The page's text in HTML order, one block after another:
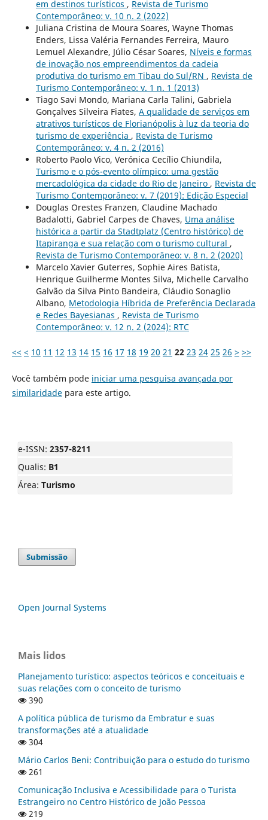
em destinos turísticos , Revista de Turismo
Contemporâneo: v. 10 n. 2 (2022)
Juliana Cristina de Moura Soares, Wayne Thomas
Enders, Lissa Valéria Fernandes Ferreira, Mauro
Lemuel Alexandre, Júlio César Soares, Níveis e formas
de inovação nos empreendimentos da cadeia
produtiva do turismo em Tibau do Sul/RN , Revista de
Turismo Contemporâneo: v. 1 n. 1 (2013)
Tiago Savi Mondo, Mariana Carla Talini, Gabriela
Gonçalves Silveira Fiates, A qualidade de serviços em
atrativos turísticos de Florianópolis à luz da teoria do
turismo de experiência , Revista de Turismo
Contemporâneo: v. 4 n. 2 (2016)
Roberto Paolo Vico, Verónica Cecílio Chiundila,
Turismo e o pós-evento olímpico: uma gestão
mercadológica da cidade do Rio de Janeiro , Revista de
Turismo Contemporâneo: v. 7 (2019): Edição Especial
Douglas Orestes Franzen, Claudine Machado
Badalotti, Gabriel Carpes de Chaves, Uma análise
histórica a partir da Stadtplatz (Centro histórico) de
Itapiranga e sua relação com o turismo cultural ,
Revista de Turismo Contemporâneo: v. 8 n. 2 (2020)
Marcelo Xavier Guterres, Sophie Aires Batista,
Henrique Guilherme Montes Silva, Michelle Carvalho
Galvão da Silva Pinto Bandeira, Cláudio Sonaglio
Albano, Metodologia Híbrida de Preferência Declarada
e Redes Bayesianas , Revista de Turismo
Contemporâneo: v. 12 n. 2 (2024): RTC
<< < 10 11 12 13 14 15 16 17 18 19 20 21 22 23 24 25 26 > >>
Você também pode iniciar uma pesquisa avançada por
similaridadepara este artigo.
e-ISSN: 2357-8211
Qualis: B1
Área: Turismo
Submissão
Open Journal Systems
Mais lidos
Planejamento turístico: aspectos teóricos e conceituais e
suas relações com o conceito de turismo
390
A política pública de turismo da Embratur e suas
transformações até a atualidade
304
Mário Carlos Beni: Contribuição para o estudo do turismo
261
Comunicação Inclusiva e Acessibilidade para o Turista
Estrangeiro no Centro Histórico de João Pessoa
219